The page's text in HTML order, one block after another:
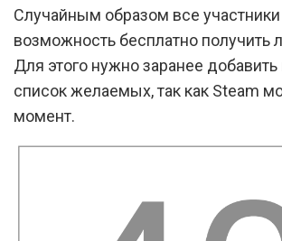
Случайным образом все участники
возможность бесплатно
Для этого нужно заранее
список желаемых, так как Steam
момент.